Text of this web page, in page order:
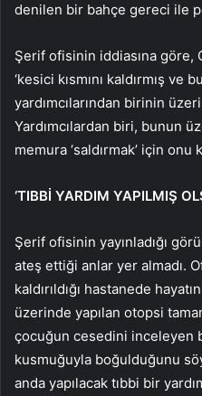
denilen bir bahçe gereci ile
Şerif ofisinin iddiasına göre,
‘kesici kısmını kaldırmış ve
yardımcılarından birinin
Yardımcılardan biri, bunun
memura ‘saldırmak’ için onu
‘TIBBİ YARDIM YAPILMIŞ
Şerif ofisinin yayınladığı
ateş ettiği anlar yer almadı.
kaldırıldığı hastanede
üzerinde yapılan otopsi
çocuğun cesedini inceleyen
kusmuğuyla boğulduğunu
anda yapılacak tıbbi bir